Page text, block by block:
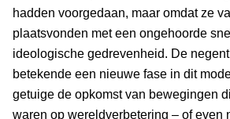
hadden voorgedaan, maar omdat ze
plaatsvonden met een ongehoorde
ideologische gedrevenheid. De
betekende een nieuwe fase in dit
getuige de opkomst van bewegingen
waren op wereldverbetering – of even